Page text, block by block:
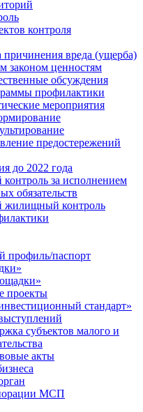
контроля
вреда (ущерба)
законом ценностям
обсуждения
профилактики
мероприятия
предостережений
до 2022 года
за исполнением
обязательств
контроль
профиль/паспорт
проекты
стандарт»
субъектов малого и
акты
МСП